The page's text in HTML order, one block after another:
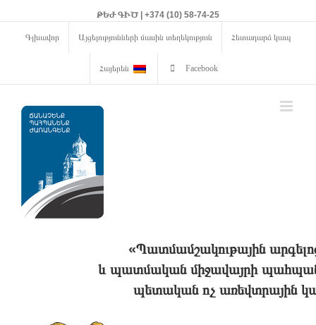
ԹԵԺ ԳԻԾ | +374 (10) 58-74-25
Գլխավոր Այցելությունների մասին տեղեկություն Հետադարձ կապ
Հայերեն Facebook
«Պատմամշակութային
և պատմական միջավայրի
պետական ոչ առեվտրային